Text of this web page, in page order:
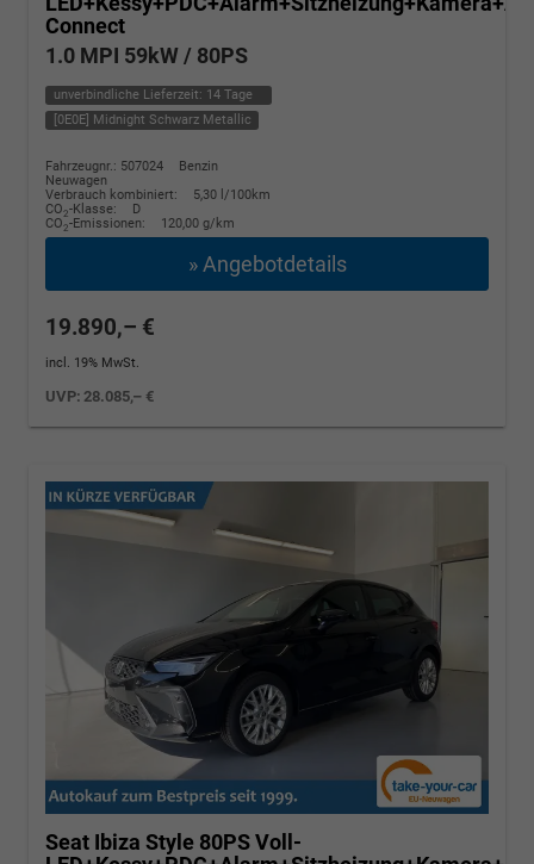
Connect
1.0 MPI 59kW / 80PS
unverbindliche Lieferzeit: 14 Tage
[0E0E] Midnight Schwarz Metallic
Fahrzeugnr.: 507024
Benzin
Neuwagen
Verbrauch kombiniert:
5,30 l/100km
CO2-Klasse:
D
CO2-Emissionen: 120,00 g/km
» Angebotdetails
19.890,– €
incl. 19% MwSt.
UVP:28.085,– €
Seat Ibiza Style 80PS Voll-